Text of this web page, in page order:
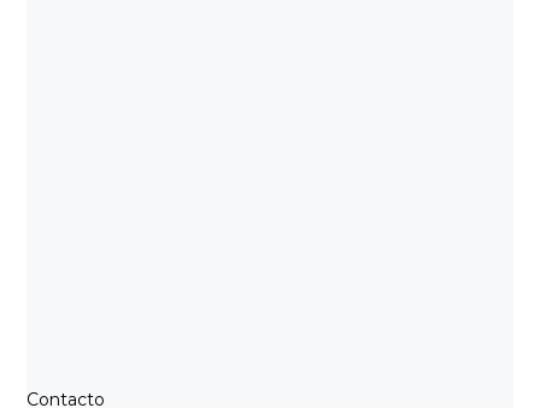
Contacto